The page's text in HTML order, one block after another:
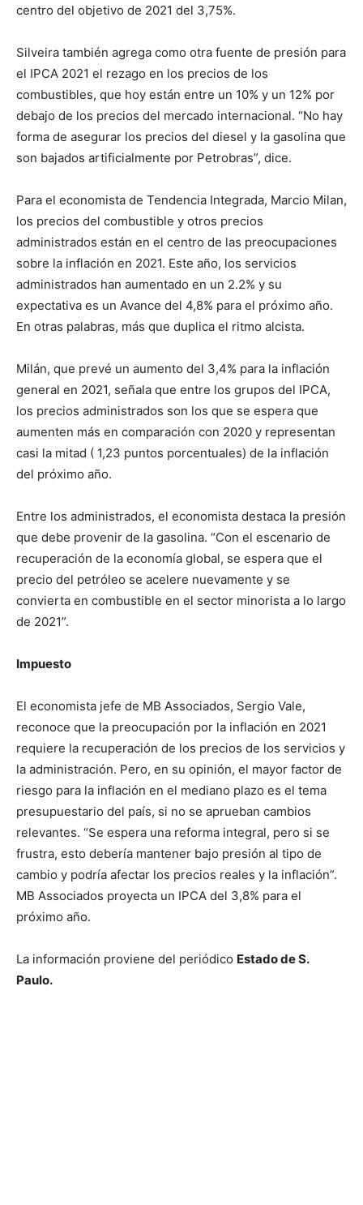
centro del objetivo de 2021 del 3,75%.
Silveira también agrega como otra fuente de presión para
el IPCA 2021 el rezago en los precios de los
combustibles, que hoy están entre un 10% y un 12% por
debajo de los precios del mercado internacional. “No hay
forma de asegurar los precios del diesel y la gasolina que
son bajados artificialmente por Petrobras”, dice.
Para el economista de Tendencia Integrada, Marcio Milan,
los precios del combustible y otros precios
administrados están en el centro de las preocupaciones
sobre la inflación en 2021. Este año, los servicios
administrados han aumentado en un 2.2% y su
expectativa es un Avance del 4,8% para el próximo año.
En otras palabras, más que duplica el ritmo alcista.
Milán, que prevé un aumento del 3,4% para la inflación
general en 2021, señala que entre los grupos del IPCA,
los precios administrados son los que se espera que
aumenten más en comparación con 2020 y representan
casi la mitad ( 1,23 puntos porcentuales) de la inflación
del próximo año.
Entre los administrados, el economista destaca la presión
que debe provenir de la gasolina. “Con el escenario de
recuperación de la economía global, se espera que el
precio del petróleo se acelere nuevamente y se
convierta en combustible en el sector minorista a lo largo
de 2021”.
Impuesto
El economista jefe de MB Associados, Sergio Vale,
reconoce que la preocupación por la inflación en 2021
requiere la recuperación de los precios de los servicios y
la administración. Pero, en su opinión, el mayor factor de
riesgo para la inflación en el mediano plazo es el tema
presupuestario del país, si no se aprueban cambios
relevantes. “Se espera una reforma integral, pero si se
frustra, esto debería mantener bajo presión al tipo de
cambio y podría afectar los precios reales y la inflación”.
MB Associados proyecta un IPCA del 3,8% para el
próximo año.
La información proviene del periódico Estado de S.
Paulo.